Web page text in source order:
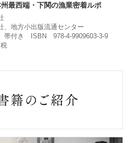
最西端・下関の漁業密着ルポ
、地方小出版流通センター
付き ISBN 978-4-9909603-3-9